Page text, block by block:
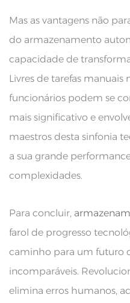
Mas as vantagens não
do armazenamento
capacidade de
Livres de tarefas manuais
funcionários podem se
mais significativo e
maestros desta sinfonia
a sua grande
complexidades.
Para concluir,
farol de progresso
caminho para um futuro
incomparáveis.
elimina erros humanos,